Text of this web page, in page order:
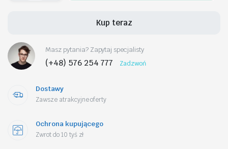
BOX
ilość
Kup teraz
Masz pytania? Zapytaj specjalisty
(+48) 576 254 777 Zadzwoń
Dostawy
Zawsze atrakcyjne oferty
Ochrona kupującego
Zwrot do 10 tyś zł